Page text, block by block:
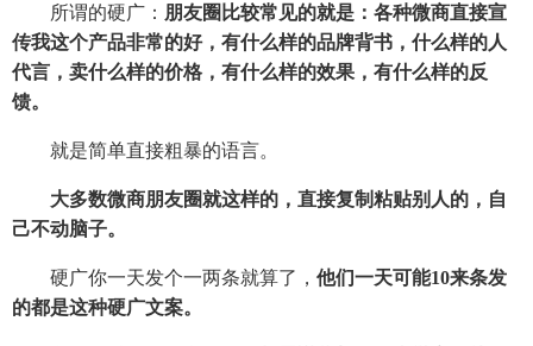
所谓的硬广： 朋友圈比较常见的就是：各种微商直接宣
传我这个产品非常的好，有什么样的品牌背书，什么样的人
代言，卖什么样的价格，有什么样的效果，有什么样的反
馈。
就是简单直接粗暴的语言。
大多数微商朋友圈就这样的，直接复制粘贴别人的，自
己不动脑子。
硬广你一天发个一两条就算了， 他们一天可能10来条发
的都是这种硬广文案。